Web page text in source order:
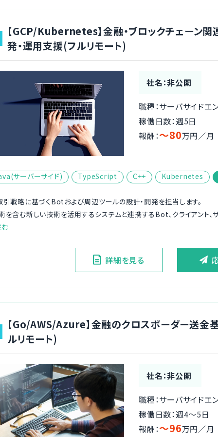
【GCP/Kubernetes】金融・ブロックチェーン
発・運用支援(フルリモート)
社名：非公開
職種：サーバサイドエ
稼働日数：週5日
報酬：〜80万円／月
サーバーサイド) TypeScript C++ Kubernetes
引戦略に基づくBotおよび周辺ツールの設計・開発を担当します。
含む新しい技術を活用するシステムと連携するBot、クライアント、
詳細を見る
【Go/AWS/Azure】金融のクロスボーダー送金
ルリモート)
社名：非公開
職種：サーバサイドエ
稼働日数：週4〜5日
報酬：〜96万円／月